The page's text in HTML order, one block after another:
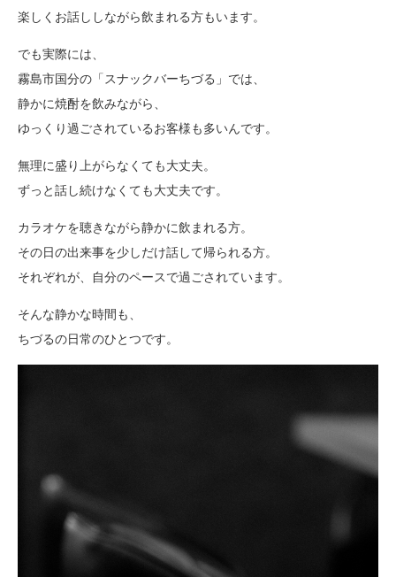
楽しくお話ししながら飲まれる方もいます。
でも実際には、
霧島市国分の「スナックバーちづる」では、
静かに焼酎を飲みながら、
ゆっくり過ごされているお客様も多いんです。
無理に盛り上がらなくても大丈夫。
ずっと話し続けなくても大丈夫です。
カラオケを聴きながら静かに飲まれる方。
その日の出来事を少しだけ話して帰られる方。
それぞれが、自分のペースで過ごされています。
そんな静かな時間も、
ちづるの日常のひとつです。